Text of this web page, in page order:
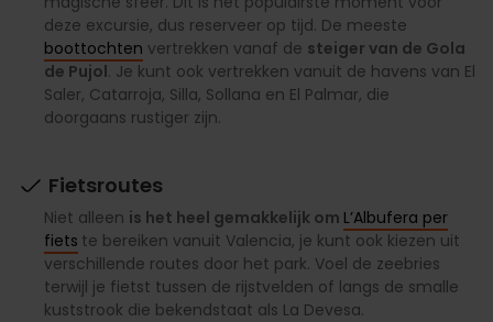
deze excursie, dus reserveer op tijd. De meeste
boottochten vertrekken vanaf de steiger van de Gola
de Pujol. Je kunt ook vertrekken vanuit de havens van El
Saler, Catarroja, Silla, Sollana en El Palmar, die
doorgaans rustiger zijn.
Fietsroutes
Niet alleen is het heel gemakkelijk om L’Albufera per
fiets te bereiken vanuit Valencia, je kunt ook kiezen uit
verschillende routes door het park. Voel de zeebries
terwijl je fietst tussen de rijstvelden of langs de smalle
kuststrook die bekendstaat als La Devesa.